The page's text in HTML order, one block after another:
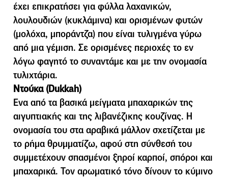
έχει επικρατήσει για φύλλα λαχανικών,
λουλουδιών (κυκλάµινα) και ορισµένων φυτών
(µολόχα, µποράντζα) που είναι τυλιγµένα γύρω
από µια γέµιση. Σε ορισµένες περιοχές το εν
λόγω φαγητό το συναντάµε και µε την ονοµασία
τυλιχτάρια.
Ντούκα (Dukkah)
Ενα από τα βασικά µείγµατα µπαχαρικών της
αιγυπτιακής και της λιβανέζικης κουζίνας. Η
ονοµασία του στα αραβικά µάλλον σχετίζεται µε
το ρήµα θρυµµατίζω, αφού στη σύνθεσή του
συµµετέχουν σπασµένοι ξηροί καρποί, σπόροι και
µπαχαρικά. Τον αρωµατικό τόνο δίνουν το κύµινο